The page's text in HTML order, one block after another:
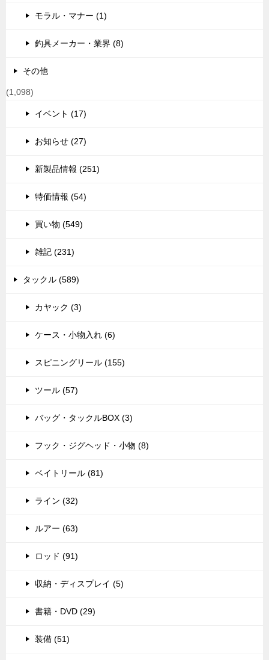
モラル・マナー (1)
釣具メーカー・業界 (8)
その他
(1,098)
イベント (17)
お知らせ (27)
新製品情報 (251)
特価情報 (54)
買い物 (549)
雑記 (231)
タックル (589)
カヤック (3)
ケース・小物入れ (6)
スピニングリール (155)
ツール (57)
バッグ・タックルBOX (3)
フック・ジグヘッド・小物 (8)
ベイトリール (81)
ライン (32)
ルアー (63)
ロッド (91)
収納・ディスプレイ (5)
書籍・DVD (29)
装備 (51)